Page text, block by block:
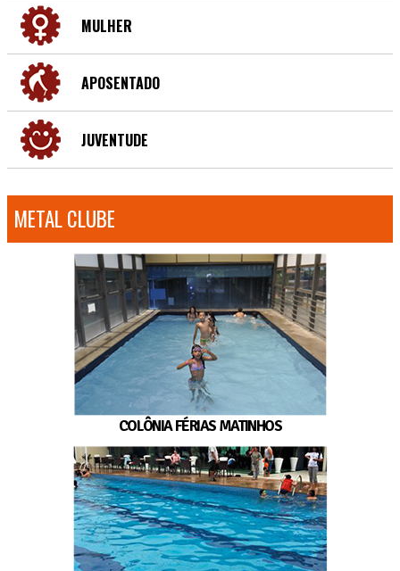
MULHER
APOSENTADO
JUVENTUDE
METAL CLUBE
COLÔNIA FÉRIAS MATINHOS